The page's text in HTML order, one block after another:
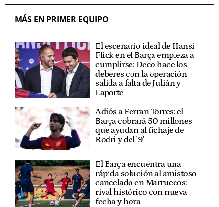
MÁS EN PRIMER EQUIPO
El escenario ideal de Hansi
Flick en el Barça empieza a
cumplirse: Deco hace los
deberes con la operación
salida a falta de Julián y
Laporte
Adiós a Ferran Torres: el
Barça cobrará 50 millones
que ayudan al fichaje de
Rodri y del '9'
El Barça encuentra una
rápida solución al amistoso
cancelado en Marruecos:
rival histórico con nueva
fecha y hora